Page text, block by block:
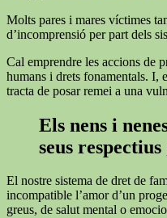
Molts pares i mares víctimes
d’incomprensió per part dels
Cal emprendre les accions de
humans i drets fonamentals. I,
tracta de posar remei a una
Els nens i
seus
El nostre sistema de dret de
incompatible l’amor d’un
greus, de salut mental o